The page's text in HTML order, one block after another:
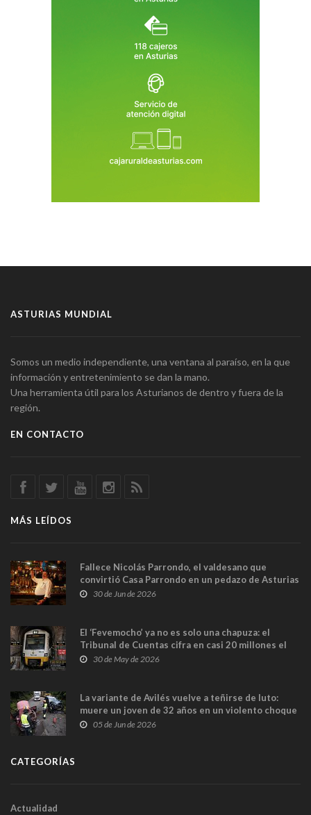
ASTURIAS MUNDIAL
Somos un medio independiente, una ventana al paraíso, en la que
información y entretenimiento se dan la mano.
Una herramienta útil para los Asturianos de dentro y fuera de la
región.
EN CONTACTO
MÁS LEÍDOS
Fallece Nicolás Parrondo, el valdesano que
convirtió Casa Parrondo en un pedazo de Asturias
en Madrid
30 de Jun de 2026
El ‘Fevemocho’ ya no es solo una chapuza: el
Tribunal de Cuentas cifra en casi 20 millones el
sobrecoste de los trenes que no cabían por los
30 de May de 2026
La variante de Avilés vuelve a teñirse de luto:
muere un joven de 32 años en un violento choque
frontal
05 de Jun de 2026
CATEGORÍAS
Actualidad